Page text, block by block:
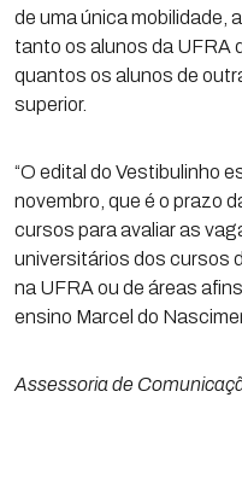
de uma única mobilidade,
tanto os alunos da UFRA
quantos os alunos de
superior.
“O edital do Vestibulinho
novembro, que é o prazo
cursos para avaliar as
universitários dos cursos
na UFRA ou de áreas
ensino Marcel do
Assessoria de